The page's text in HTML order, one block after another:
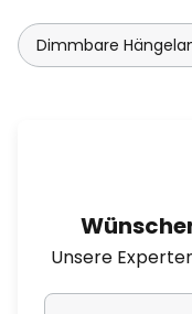
Dimmbare
Unsere